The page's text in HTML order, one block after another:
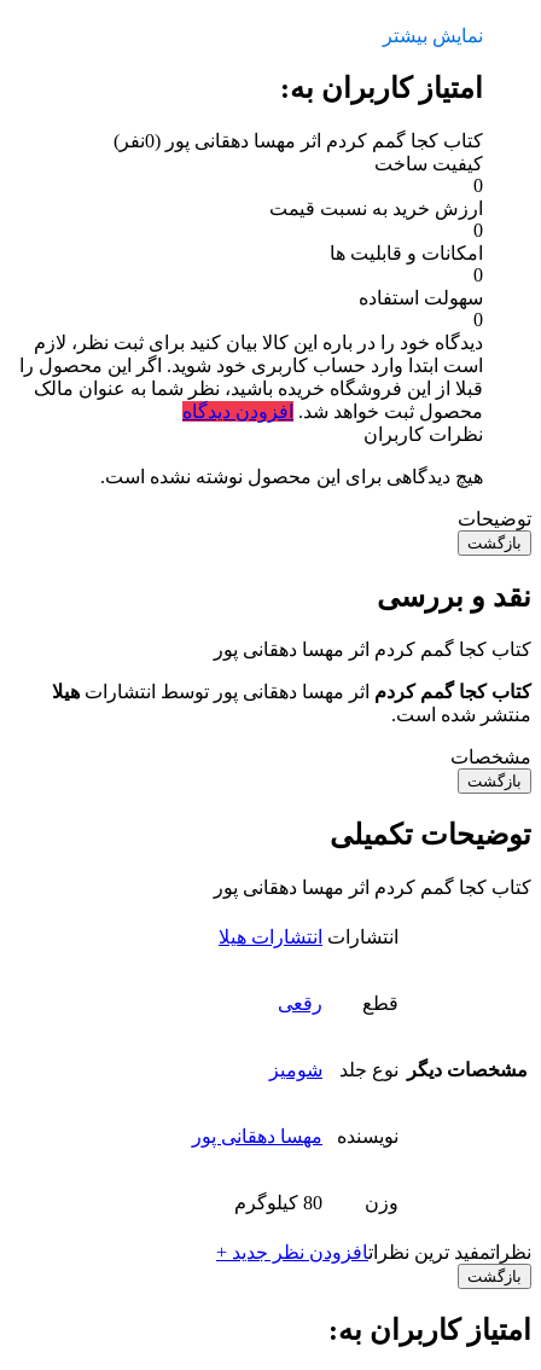
نمایش بیشتر
امتیاز کاربران به:
کتاب کجا گمم کردم اثر مهسا دهقانی پور (0نفر)
کیفیت ساخت
0
ارزش خرید به نسبت قیمت
0
امکانات و قابلیت ها
0
سهولت استفاده
0
دیدگاه خود را در باره این کالا بیان کنید برای ثبت نظر، لازم
است ابتدا وارد حساب کاربری خود شوید. اگر این محصول را
قبلا از این فروشگاه خریده باشید، نظر شما به عنوان مالک
محصول ثبت خواهد شد. افزودن دیدگاه
نظرات کاربران
هیچ دیدگاهی برای این محصول نوشته نشده است.
توضیحات
بازگشت
نقد و بررسی
کتاب کجا گمم کردم اثر مهسا دهقانی پور
کتاب کجا گمم کردم اثر مهسا دهقانی پور توسط انتشارات هیلا
منتشر شده است.
مشخصات
بازگشت
توضیحات تکمیلی
کتاب کجا گمم کردم اثر مهسا دهقانی پور
مشخصات دیگر
انتشارات انتشارات هیلا
قطع رقعی
نوع جلد شومیز
نویسنده مهسا دهقانی پور
وزن 80 کیلوگرم
نظراتمفید ترین نظراتافزودن نظر جدید +
بازگشت
امتیاز کاربران به: